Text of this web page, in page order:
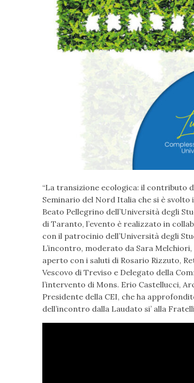
“La transizione ecologica: il contributo
Seminario del Nord Italia che si è
Beato Pellegrino dell’Università degli
di Taranto, l’evento è realizzato in
con il patrocinio dell’Università degli
L’incontro, moderato da Sara
aperto con i saluti di Rosario Rizzuto,
Vescovo di Treviso e Delegato della
l’intervento di Mons. Erio Castellucci,
Presidente della CEI, che ha
dell’incontro dalla Laudato si’ alla